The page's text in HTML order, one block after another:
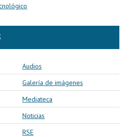
Audios
Galería de imágenes
Mediateca
Noticias
RSE